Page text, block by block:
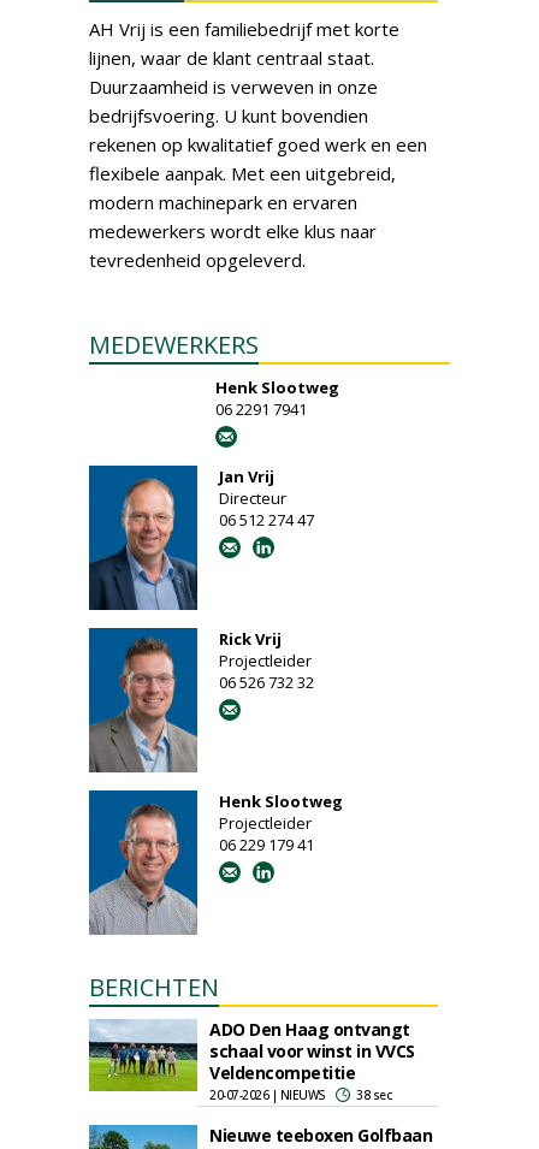
AH Vrij is een familiebedrijf met korte
lijnen, waar de klant centraal staat.
Duurzaamheid is verweven in onze
bedrijfsvoering. U kunt bovendien
rekenen op kwalitatief goed werk en een
flexibele aanpak. Met een uitgebreid,
modern machinepark en ervaren
medewerkers wordt elke klus naar
tevredenheid opgeleverd.
MEDEWERKERS
Henk Slootweg
06 2291 7941
Jan Vrij
Directeur
06 512 274 47
Rick Vrij
Projectleider
06 526 732 32
Henk Slootweg
Projectleider
06 229 179 41
BERICHTEN
ADO Den Haag ontvangt
schaal voor winst in VVCS
Veldencompetitie
20-07-2026 | NIEUWS 38 sec
Nieuwe teeboxen Golfbaan